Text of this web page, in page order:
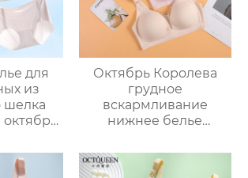
для
из
шелка
для
и
Октябрь Королева
грудное
вскармливание
нижнее белье
специальные
материнский